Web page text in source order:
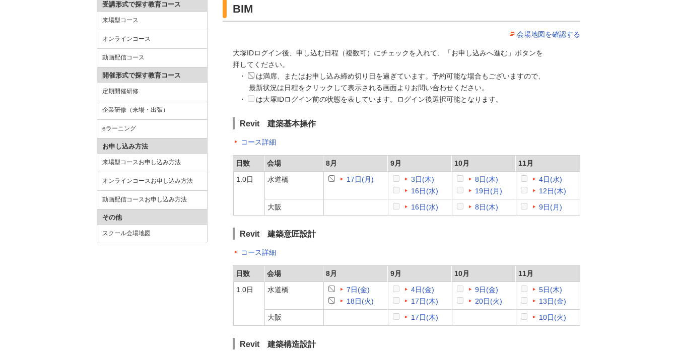
BIM
会場地図を確認する
大塚IDログイン後、申し込む日程（複数可）にチェックを入れて、「お申し込みへ進む」ボタンを
押してください。
・
は満席、またはお申し込み締め切り日を過ぎています。予約可能な場合もございますので、
最新状況は日程をクリックして表示される画面よりお問い合わせください。
・
は大塚IDログイン前の状態を表しています。ログイン後選択可能となります。
Revit 建築基本操作
コース詳細
日数 会場 8月 9月 10月
11月
1.0日
水道橋 17日(月)
3日(木)
16日(水)
8日(木)
19日(月)
4日(水)
12日(木)
大阪
16日(水) 8日(木) 9日(月)
Revit 建築意匠設計
コース詳細
日数 会場 8月 9月 10月
11月
1.0日
水道橋
7日(金)
18日(火)
4日(金)
17日(木)
9日(金)
20日(火)
5日(木)
13日(金)
大阪
17日(木) 10日(火)
Revit 建築構造設計
受講形式で探す教育コース
来場型コース
オンラインコース
動画配信コース
開催形式で探す教育コース
定期開催研修
企業研修（来場・出張）
eラーニング
お申し込み方法
来場型コースお申し込み方法
オンラインコースお申し込み方法
動画配信コースお申し込み方法
その他
スクール会場地図